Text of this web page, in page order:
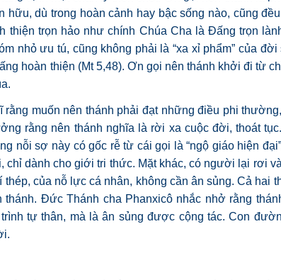
hữu, dù trong hoàn cảnh hay bậc sống nào, cũng
trọn hảo như chính Chúa Cha là Đấng trọn
nhỏ ưu tú, cũng không phải là “xa xỉ phẩm” của đời
hoàn thiện (Mt 5,48). Ơn gọi nên thánh khởi đi từ
muốn nên thánh phải đạt những điều phi
rằng nên thánh nghĩa là rời xa cuộc đời, thoát
nỗi sợ này có gốc rễ từ cái gọi là “ngộ giáo hiện
chỉ dành cho giới tri thức. Mặt khác, có người lại rơi
của nỗ lực cá nhân, không cần ân sủng. Cả hai
Đức Thánh cha Phanxicô nhắc nhở rằng
tự thân, mà là ân sủng được cộng tác. Con